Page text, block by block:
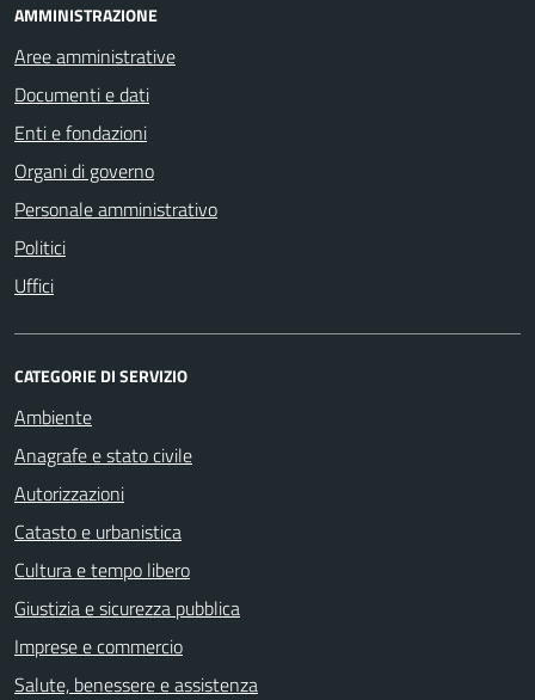
AMMINISTRAZIONE
Aree amministrative
Documenti e dati
Enti e fondazioni
Organi di governo
Personale amministrativo
Politici
Uffici
CATEGORIE DI SERVIZIO
Ambiente
Anagrafe e stato civile
Autorizzazioni
Catasto e urbanistica
Cultura e tempo libero
Giustizia e sicurezza pubblica
Imprese e commercio
Salute, benessere e assistenza